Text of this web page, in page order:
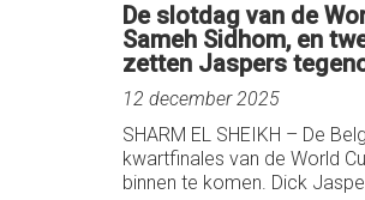
De slotdag van de
Sameh Sidhom, en
zetten Jaspers
12 december 2025
SHARM EL SHEIKH – De
kwartfinales van de World
binnen te komen. Dick